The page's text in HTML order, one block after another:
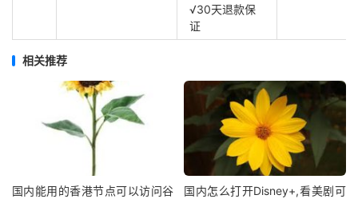
√30天退款保
证
相关推荐
国内能用的香港节点可以访问谷
国内怎么打开Disney+,看美剧可